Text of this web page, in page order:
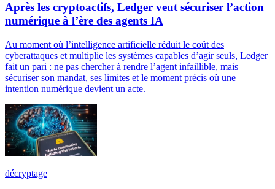
Après les cryptoactifs, Ledger veut sécuriser l’action
numérique à l’ère des agents IA
Au moment où l’intelligence artificielle réduit le coût des
cyberattaques et multiplie les systèmes capables d’agir seuls, Ledger
fait un pari : ne pas chercher à rendre l’agent infaillible, mais
sécuriser son mandat, ses limites et le moment précis où une
intention numérique devient un acte.
décryptage